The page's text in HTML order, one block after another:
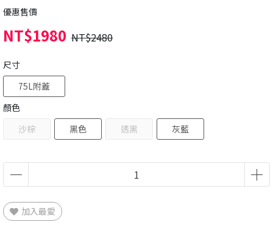
優惠售價
NT$1980 NT$2480
尺寸
75L附蓋
顏色
沙棕
黑色 透黑 灰藍
加入最愛